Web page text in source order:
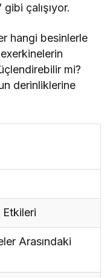
çalışıyor.
hangi besinlerle
mi?
derinliklerine
Etkileri
Arasındaki